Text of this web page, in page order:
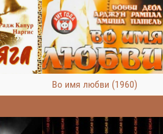
Во имя любви (1960)